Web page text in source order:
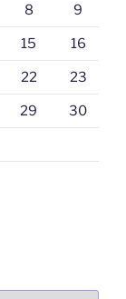
8 9
15 16
22 23
29 30